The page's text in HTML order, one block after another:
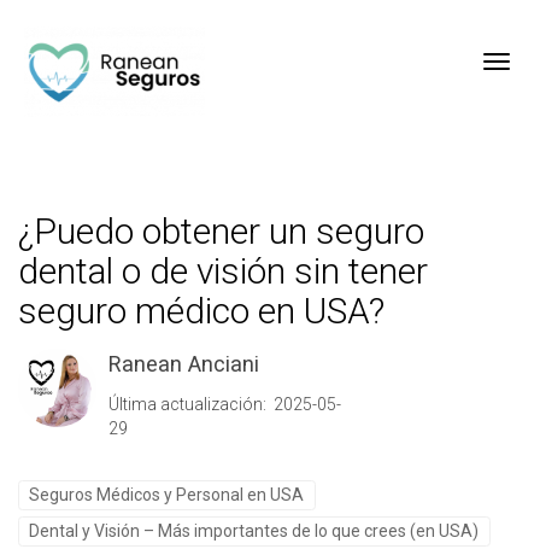
¿Puedo obtener un seguro
dental o de visión sin tener
seguro médico en USA?
Ranean Anciani
Última actualización: 2025-05-
29
Seguros Médicos y Personal en USA
Dental y Visión – Más importantes de lo que crees (en USA)